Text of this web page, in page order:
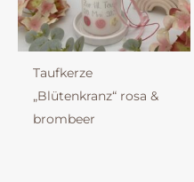
Taufkerze
„Blütenkranz“ rosa &
brombeer